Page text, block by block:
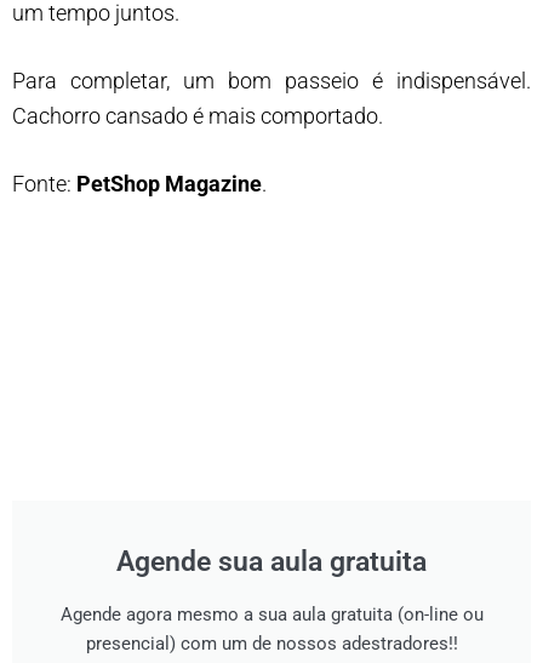
um tempo juntos.
Para completar, um bom passeio é indispensável.
Cachorro cansado é mais comportado.
Fonte: PetShop Magazine.
Agende sua aula gratuita
Agende agora mesmo a sua aula gratuita (on-line ou
presencial) com um de nossos adestradores!!